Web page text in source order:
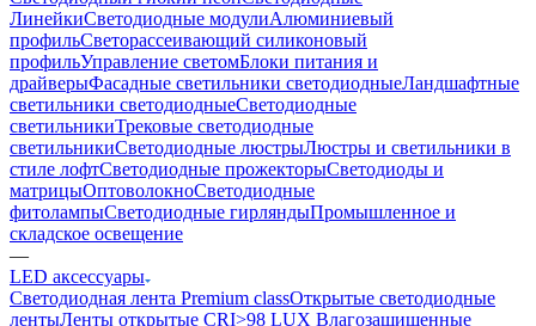
ЛинейкиСветодиодные модулиАлюминиевый
профильСветорассеивающий силиконовый
профильУправление светомБлоки питания и
драйверыФасадные светильники светодиодныеЛандшафтные
светильники светодиодныеСветодиодные
светильникиТрековые светодиодные
светильникиСветодиодные люстрыЛюстры и светильники в
стиле лофтСветодиодные прожекторыСветодиоды и
матрицыОптоволокноСветодиодные
фитолампыСветодиодные гирляндыПромышленное и
складское освещение
—
LED аксессуары
Светодиодная лента Premium classОткрытые светодиодные
лентыЛенты открытые CRI>98 LUX Влагозащищенные